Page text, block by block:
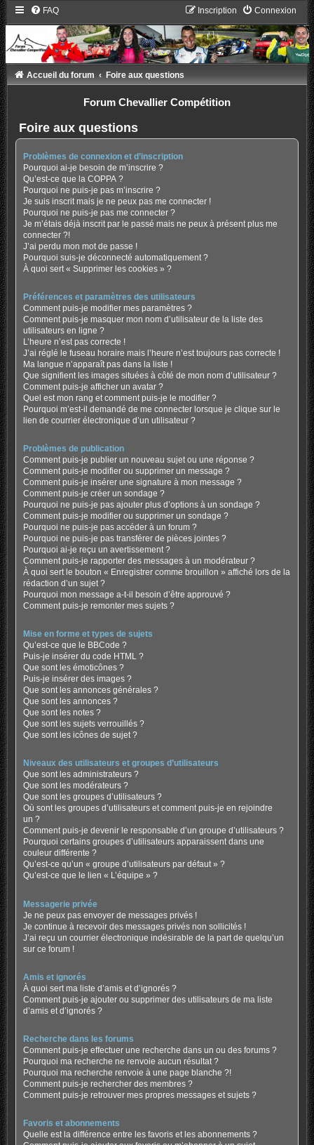
FAQ Connexion
Inscription
Accueil du forum Foire aux questions
Forum Chevallier Compétition
Foire aux questions
Problèmes de connexion et d’inscription
Pourquoi ai-je besoin de m’inscrire ?
Qu’est-ce que la COPPA ?
Pourquoi ne puis-je pas m’inscrire ?
Je suis inscrit mais je ne peux pas me connecter !
Pourquoi ne puis-je pas me connecter ?
Je m’étais déjà inscrit par le passé mais ne peux à présent plus me
connecter ?!
J’ai perdu mon mot de passe !
Pourquoi suis-je déconnecté automatiquement ?
À quoi sert « Supprimer les cookies » ?
Préférences et paramètres des utilisateurs
Comment puis-je modifier mes paramètres ?
Comment puis-je masquer mon nom d’utilisateur de la liste des
utilisateurs en ligne ?
L’heure n’est pas correcte !
J’ai réglé le fuseau horaire mais l’heure n’est toujours pas correcte !
Ma langue n’apparaît pas dans la liste !
Que signifient les images situées à côté de mon nom d’utilisateur ?
Comment puis-je afficher un avatar ?
Quel est mon rang et comment puis-je le modifier ?
Pourquoi m’est-il demandé de me connecter lorsque je clique sur le
lien de courrier électronique d’un utilisateur ?
Problèmes de publication
Comment puis-je publier un nouveau sujet ou une réponse ?
Comment puis-je modifier ou supprimer un message ?
Comment puis-je insérer une signature à mon message ?
Comment puis-je créer un sondage ?
Pourquoi ne puis-je pas ajouter plus d’options à un sondage ?
Comment puis-je modifier ou supprimer un sondage ?
Pourquoi ne puis-je pas accéder à un forum ?
Pourquoi ne puis-je pas transférer de pièces jointes ?
Pourquoi ai-je reçu un avertissement ?
Comment puis-je rapporter des messages à un modérateur ?
À quoi sert le bouton « Enregistrer comme brouillon » affiché lors de la
rédaction d’un sujet ?
Pourquoi mon message a-t-il besoin d’être approuvé ?
Comment puis-je remonter mes sujets ?
Mise en forme et types de sujets
Qu’est-ce que le BBCode ?
Puis-je insérer du code HTML ?
Que sont les émoticônes ?
Puis-je insérer des images ?
Que sont les annonces générales ?
Que sont les annonces ?
Que sont les notes ?
Que sont les sujets verrouillés ?
Que sont les icônes de sujet ?
Niveaux des utilisateurs et groupes d’utilisateurs
Que sont les administrateurs ?
Que sont les modérateurs ?
Que sont les groupes d’utilisateurs ?
Où sont les groupes d’utilisateurs et comment puis-je en rejoindre
un ?
Comment puis-je devenir le responsable d’un groupe d’utilisateurs ?
Pourquoi certains groupes d’utilisateurs apparaissent dans une
couleur différente ?
Qu’est-ce qu’un « groupe d’utilisateurs par défaut » ?
Qu’est-ce que le lien « L’équipe » ?
Messagerie privée
Je ne peux pas envoyer de messages privés !
Je continue à recevoir des messages privés non sollicités !
J’ai reçu un courrier électronique indésirable de la part de quelqu’un
sur ce forum !
Amis et ignorés
À quoi sert ma liste d’amis et d’ignorés ?
Comment puis-je ajouter ou supprimer des utilisateurs de ma liste
d’amis et d’ignorés ?
Recherche dans les forums
Comment puis-je effectuer une recherche dans un ou des forums ?
Pourquoi ma recherche ne renvoie aucun résultat ?
Pourquoi ma recherche renvoie à une page blanche ?!
Comment puis-je rechercher des membres ?
Comment puis-je retrouver mes propres messages et sujets ?
Favoris et abonnements
Quelle est la différence entre les favoris et les abonnements ?